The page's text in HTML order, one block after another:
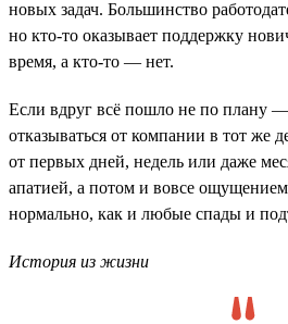
новых задач. Большинство
но кто-то оказывает поддержку
время, а кто-то — нет.
Если вдруг всё пошло не по плану
отказываться от компании в тот же
от первых дней, недель или даже
апатией, а потом и вовсе
нормально, как и любые спады и
История из жизни